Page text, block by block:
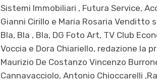
Sistemi Immobiliari , Futura Service,
Gianni Cirillo e Maria Rosaria
Bla, Bla , Bla, DG Foto Art, TV Club
Voccia e Dora Chiariello, redazione la
Maurizio De Costanzo Vincenzo
Cannavacciolo, Antonio Chioccarelli